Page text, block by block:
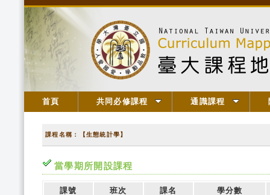
首頁 共同必修課程 通識課程
課程名稱：【生態統計學】
當學期所開設課程
課號 班次 課名 學分數